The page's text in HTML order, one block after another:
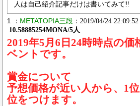
人は自己紹介記事だけは書いてみて!!
1 ： METATOPIA三段 ：2019/04/24 22:09:52
10.58885254MONA/5人
2019年5月6日24時時点の価
ベントです。
賞金について
予想価格が近い人から、1
位をつけます。